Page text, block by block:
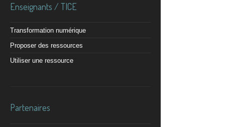
Enseignants / TICE
Transformation numérique
Proposer des ressources
Utiliser une ressource
Partenaires